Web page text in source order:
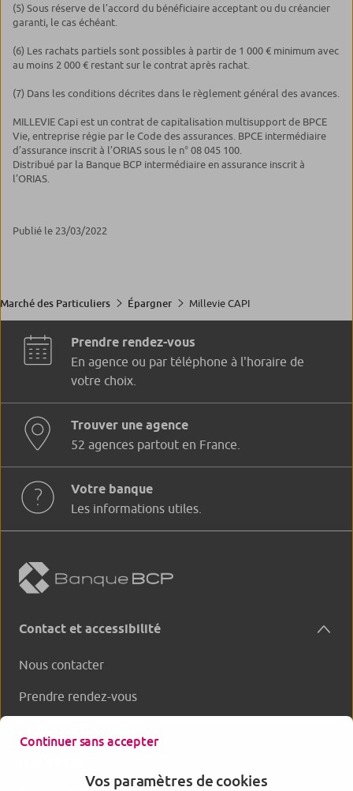
(5) Sous réserve de l’accord du bénéficiaire acceptant ou du créancier
garanti, le cas échéant.
(6) Les rachats partiels sont possibles à partir de 1 000 € minimum avec
au moins 2 000 € restant sur le contrat après rachat.
(7) Dans les conditions décrites dans le règlement général des avances.
MILLEVIE Capi est un contrat de capitalisation multisupport de BPCE
Vie, entreprise régie par le Code des assurances. BPCE intermédiaire
d’assurance inscrit à l’ORIAS sous le n° 08 045 100.
Distribué par la Banque BCP intermédiaire en assurance inscrit à
l’ORIAS.
Publié le 23/03/2022
Marché des Particuliers Épargner Millevie CAPI
Prendre rendez-vous
En agence ou par téléphone à l'horaire de
votre choix.
Trouver une agence
52 agences partout en France.
Votre banque
Les informations utiles.
Contact et accessibilité
Nous contacter
Prendre rendez-vous
Continuer sans accepter
Vos paramètres de cookies